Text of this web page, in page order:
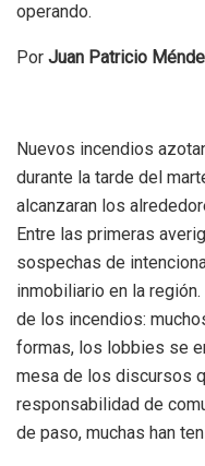
operando.
Por Juan Patricio
Nuevos incendios
durante la tarde del
alcanzaran los
Entre las primeras
sospechas de
inmobiliario en la
de los incendios:
formas, los lobbies se
mesa de los discursos
responsabilidad de
de paso, muchas han